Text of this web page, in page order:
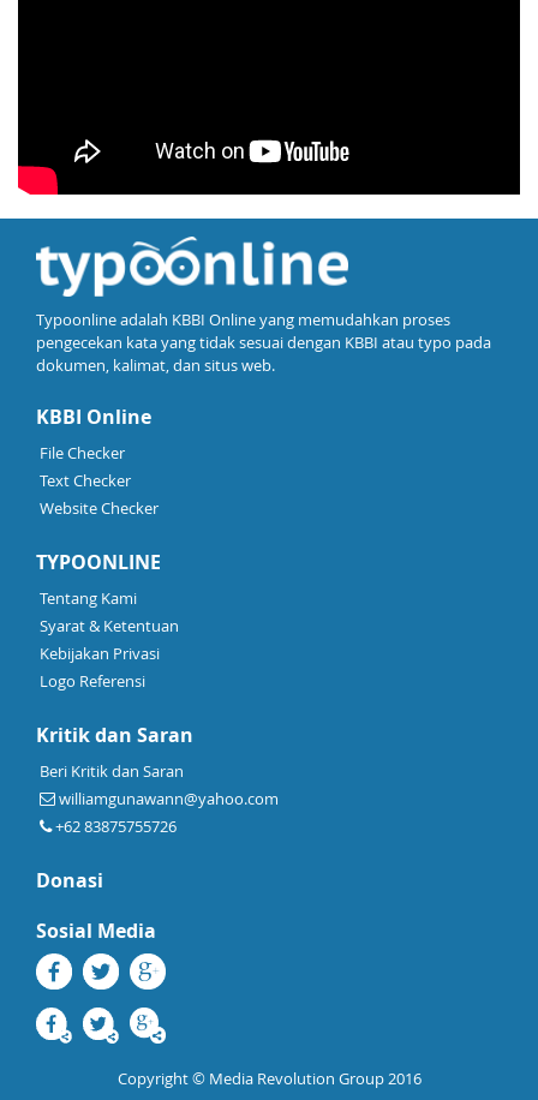
Typoonline adalah KBBI Online yang memudahkan proses
pengecekan kata yang tidak sesuai dengan KBBI atau typo pada
dokumen, kalimat, dan situs web.
KBBI Online
File Checker
Text Checker
Website Checker
TYPOONLINE
Tentang Kami
Syarat & Ketentuan
Kebijakan Privasi
Logo Referensi
Kritik dan Saran
Beri Kritik dan Saran
williamgunawann@yahoo.com
+62 83875755726
Donasi
Sosial Media
Copyright © Media Revolution Group 2016